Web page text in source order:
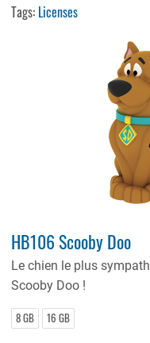
Tags: Licenses
HB106 Scooby Doo
Le chien le plus
Scooby Doo !
8 GB 16 GB